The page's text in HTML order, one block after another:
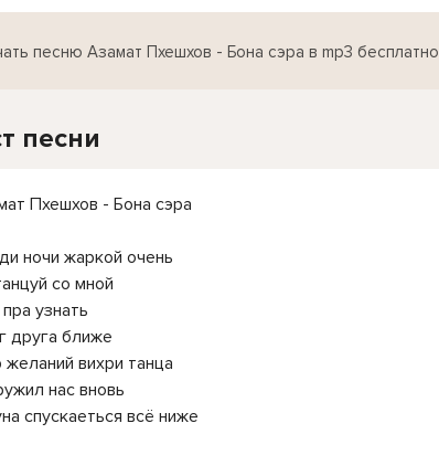
песню Азамат Пхешхов - Бона сэра в mp3 бесплатно
песни
Пхешхов - Бона сэра
ночи жаркой очень
со мной
узнать
друга ближе
вихри танца
нас вновь
спускаеться всё ниже